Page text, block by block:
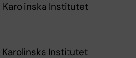
Karolinska Institutet
Karolinska Institutet